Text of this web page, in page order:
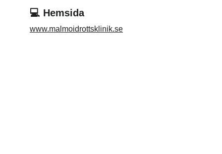
💻 Hemsida
www.malmoidrottsklinik.se